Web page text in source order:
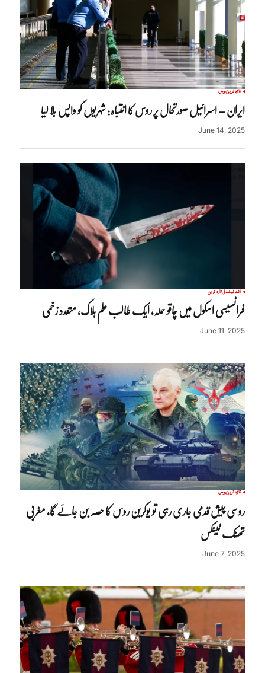
تازہ ترینروس
ایران – اسرائیل صورتحال پر روس کا انتباہ: شہریوں کو واپس بلا لیا
June 14, 2025
انٹرنیشنلتازہ ترین
فرانسیسی اسکول میں چاقو حملہ، ایک طالب علم ہلاک، متعدد زخمی
June 11, 2025
تازہ ترینروس
روسی پیش قدمی جاری رہی تو یوکرین روس کا حصہ بن جائے گا، مغربی
تھنک ٹینکس
June 7, 2025